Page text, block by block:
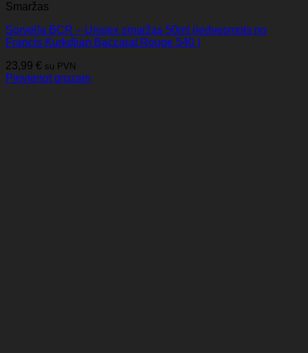
Smaržas
Sorvella BCR – Unisex smaržas 50ml (iedvesmots no
Francis Kurkdjian Baccarat Rouge 540 )
23,99 € su PVN
Pievienot grozam